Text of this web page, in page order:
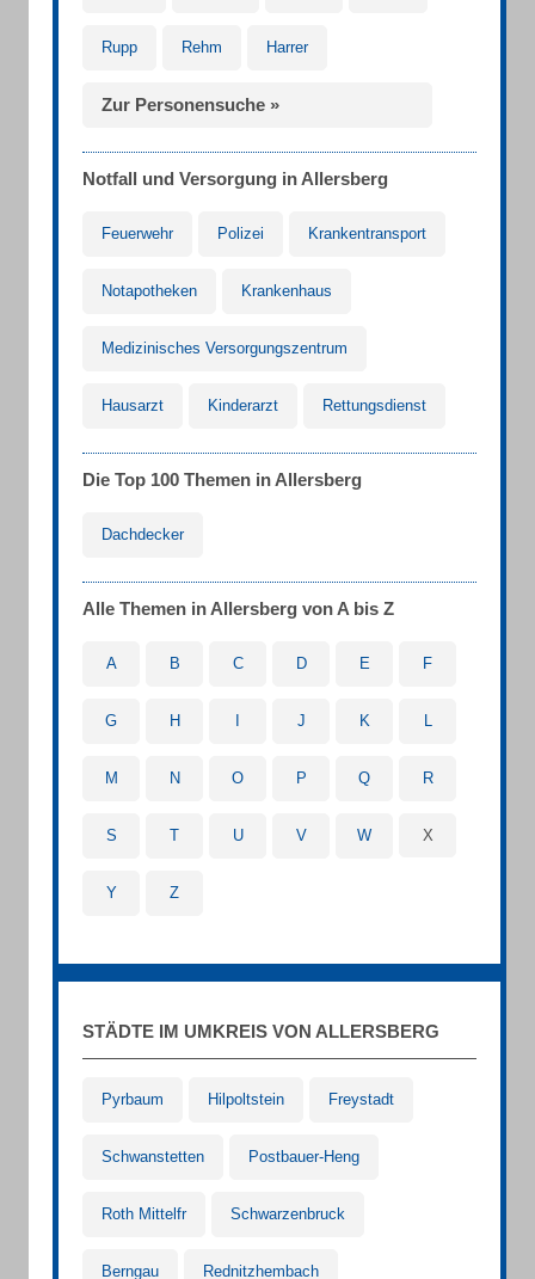
Rupp Rehm Harrer
Zur Personensuche »
Notfall und Versorgung in Allersberg
Feuerwehr Polizei Krankentransport
Notapotheken Krankenhaus
Medizinisches Versorgungszentrum
Hausarzt Kinderarzt Rettungsdienst
Die Top 100 Themen in Allersberg
Dachdecker
Alle Themen in Allersberg von A bis Z
A B C D E F
G H J K L
M N O P Q R
S T U V W X
Y Z
STÄDTE IM UMKREIS VON ALLERSBERG
Pyrbaum Hilpoltstein Freystadt
Schwanstetten Postbauer-Heng
Roth Mittelfr Schwarzenbruck
Berngau Rednitzhembach